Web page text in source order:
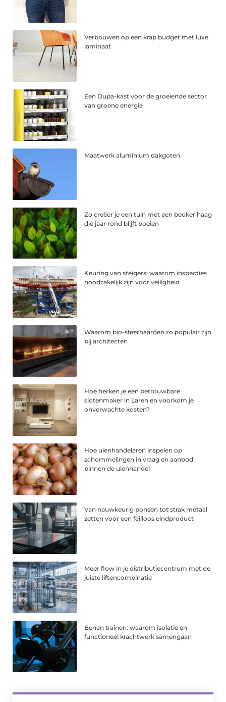
Verbouwen op een krap budget met luxe
laminaat
Een Dupa-kast voor de groeiende sector
van groene energie
Maatwerk aluminium dakgoten
Zo creëer je een tuin met een beukenhaag
die jaar rond blijft boeien
Keuring van steigers: waarom inspecties
noodzakelijk zijn voor veiligheid
Waarom bio-sfeerhaarden zo populair zijn
bij architecten
Hoe herken je een betrouwbare
slotenmaker in Laren en voorkom je
onverwachte kosten?
Hoe uienhandelaren inspelen op
schommelingen in vraag en aanbod
binnen de uienhandel
Van nauwkeurig ponsen tot strak metaal
zetten voor een feilloos eindproduct
Meer flow in je distributiecentrum met de
juiste liftencombinatie
Benen trainen: waarom isolatie en
functioneel krachtwerk samengaan